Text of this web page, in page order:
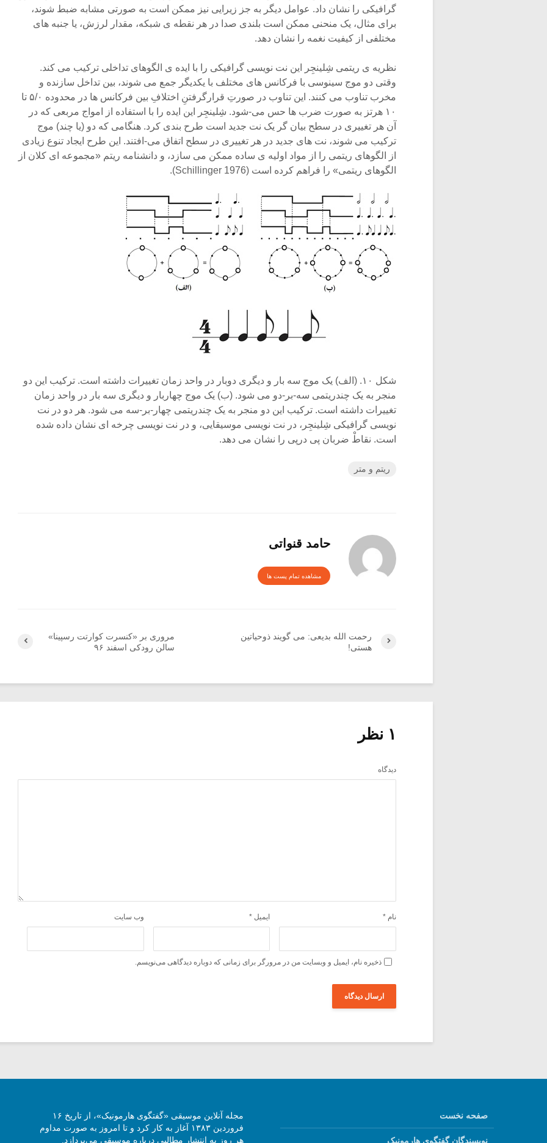
گرافیکی را نشان داد. عوامل دیگر به جز زیرایی نیز ممکن است به صورتی مشابه ضبط شوند،
برای مثال، یک منحنی ممکن است بلندی صدا در هر نقطه ی شبکه، مقدار لرزش، یا جنبه های
مختلفی از کیفیت نغمه را نشان دهد.
نظریه ی ریتمی شِلینجِر این نت نویسی گرافیکی را با ایده ی الگوهای تداخلی ترکیب می کند.
وقتی دو موج سینوسی با فرکانس های مختلف با یکدیگر جمع می شوند، بین تداخل سازنده و
مخرب تناوب می کنند. این تناوب در صورتِ قرارگرفتنِ اختلافِ بین فرکانس ها در محدوده ۵/۰ تا
۱۰ هرتز به صورت ضرب ها حس می-شود. شِلینجِر این ایده را با استفاده از امواج مربعی که در
آن هر تغییری در سطح بیان گر یک نت جدید است طرح بندی کرد. هنگامی که دو (یا چند) موج
ترکیب می شوند، نت های جدید در هر تغییری در سطح اتفاق می-افتند. این طرح ایجاد تنوع زیادی
از الگوهای ریتمی را از مواد اولیه ی ساده ممکن می سازد، و دانشنامه ریتم «مجموعه ای کلان از
الگوهای ریتمی» را فراهم کرده است (Schillinger 1976).
شکل ۱۰. (الف) یک موج سه بار و دیگری دوبار در واحد زمان تغییرات داشته است. ترکیب این دو
منجر به یک چندریتمی سه-بر-دو می شود. (ب) یک موج چهاربار و دیگری سه بار در واحد زمان
تغییرات داشته است. ترکیب این دو منجر به یک چندریتمی چهار-بر-سه می شود. هر دو در نت
نویسی گرافیکی شِلینجِر، در نت نویسی موسیقایی، و در نت نویسی چرخه ای نشان داده شده
است. نقاطْ ضربان پی درپی را نشان می دهد.
ریتم و متر
حامد قنواتی
مشاهده تمام پست ها
مروری بر «کنسرت کوارتت رسپینا»
سالن رودکی اسفند ۹۶
رحمت الله بدیعی: می گویند ذوحیاتین
هستی!
۱ نظر
دیدگاه
نام * ایمیل * وب‌ سایت
ذخیره نام، ایمیل و وبسایت من در مرورگر برای زمانی که دوباره دیدگاهی می‌نویسم.
صفحه نخست
نویسندگان گفتگوی هارمونیک
مجله آنلاین موسیقی «گفتگوی هارمونیک»، از تاریخ ۱۶
فروردین ۱۳۸۳ آغاز به کار کرد و تا امروز به صورت مداوم
هر روز به انتشار مطالبی درباره موسیقی می‌پردازد.